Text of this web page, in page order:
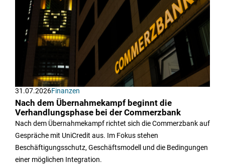
31.07.2026Finanzen
Nach dem Übernahmekampf beginnt die
Verhandlungsphase bei der Commerzbank
Nach dem Übernahmekampf richtet sich die Commerzbank auf
Gespräche mit UniCredit aus. Im Fokus stehen
Beschäftigungsschutz, Geschäftsmodell und die Bedingungen
einer möglichen Integration.